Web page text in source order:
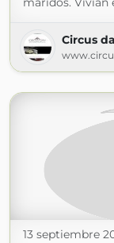
Circus
13 septiembre